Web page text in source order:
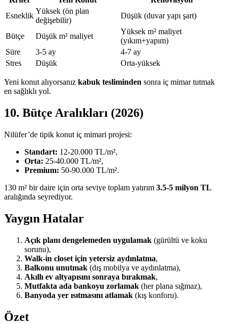
Esneklik
Yüksek (ön plan
değişebilir)
Düşük (duvar yapı şart)
Bütçe Düşük m² maliyet
Yüksek m² maliyet
(yıkım+yapım)
Süre
3-5 ay
4-7 ay
Stres
Düşük Orta-yüksek
Yeni konut alıyorsanız kabuk tesliminden sonra iç mimar tutmak
en sağlıklı yol.
10. Bütçe Aralıkları (2026)
Nilüfer’de tipik konut iç mimari projesi:
Standart: 12-20.000 TL/m²,
Orta: 25-40.000 TL/m²,
Premium: 50-90.000 TL/m².
130 m² bir daire için orta seviye toplam yatırım 3.5-5 milyon TL
aralığında seyrediyor.
Yaygın Hatalar
Açık planı dengelemeden uygulamak (gürültü ve koku
sorunu),
Walk-in closet için yetersiz aydınlatma,
Balkonu unutmak (dış mobilya ve aydınlatma),
Akıllı ev altyapısını sonraya bırakmak,
Mutfakta ada bankoyu zorlamak (her plana sığmaz),
Banyoda yer ısıtmasını atlamak (kış konforu).
Özet